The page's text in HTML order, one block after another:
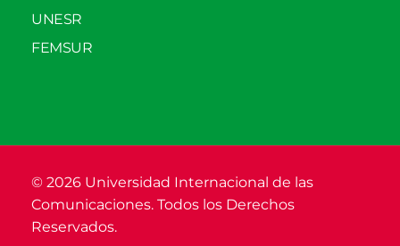
UNESR
FEMSUR
© 2026 Universidad Internacional de las
Comunicaciones. Todos los Derechos
Reservados.